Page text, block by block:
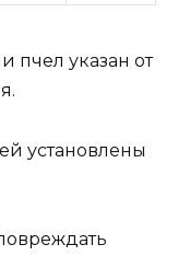
пчел указан от
установлены